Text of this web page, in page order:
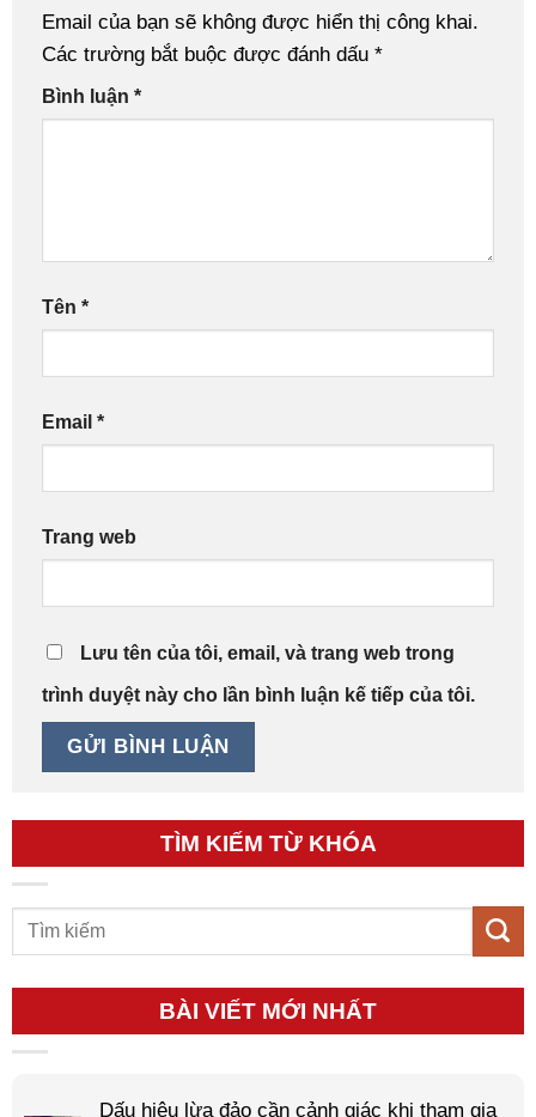
Email của bạn sẽ không được hiển thị công khai.
Các trường bắt buộc được đánh dấu *
Bình luận *
Tên *
Email *
Trang web
Lưu tên của tôi, email, và trang web trong
trình duyệt này cho lần bình luận kế tiếp của tôi.
TÌM KIẾM TỪ KHÓA
BÀI VIẾT MỚI NHẤT
Dấu hiệu lừa đảo cần cảnh giác khi tham gia